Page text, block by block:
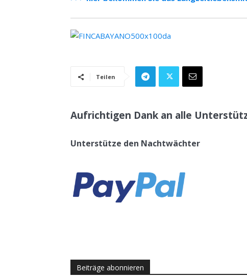
Teilen
Aufrichtigen Dank an alle
Unterstütze den Nachtwächter
Beiträge abonnieren